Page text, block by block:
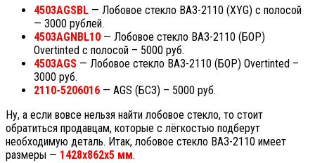
4503AGSBL — Лобовое стекло ВАЗ-2110 (XYG) с полосой
— 3000 рублей.
4503AGNBL10 — Лобовое стекло ВАЗ-2110 (БОР)
Overtinted с полосой – 5000 руб.
4503AGS — Лобовое стекло ВАЗ-2110 (БОР) Overtinted –
3000 руб.
2110-5206016 — AGS (БСЗ) – 5000 руб.
Ну, а если вовсе нельзя найти лобовое стекло, то стоит
обратиться продавцам, которые с лёгкостью подберут
необходимую деталь. Итак, лобовое стекло ВАЗ-2110 имеет
размеры — 1428x862x5 мм.